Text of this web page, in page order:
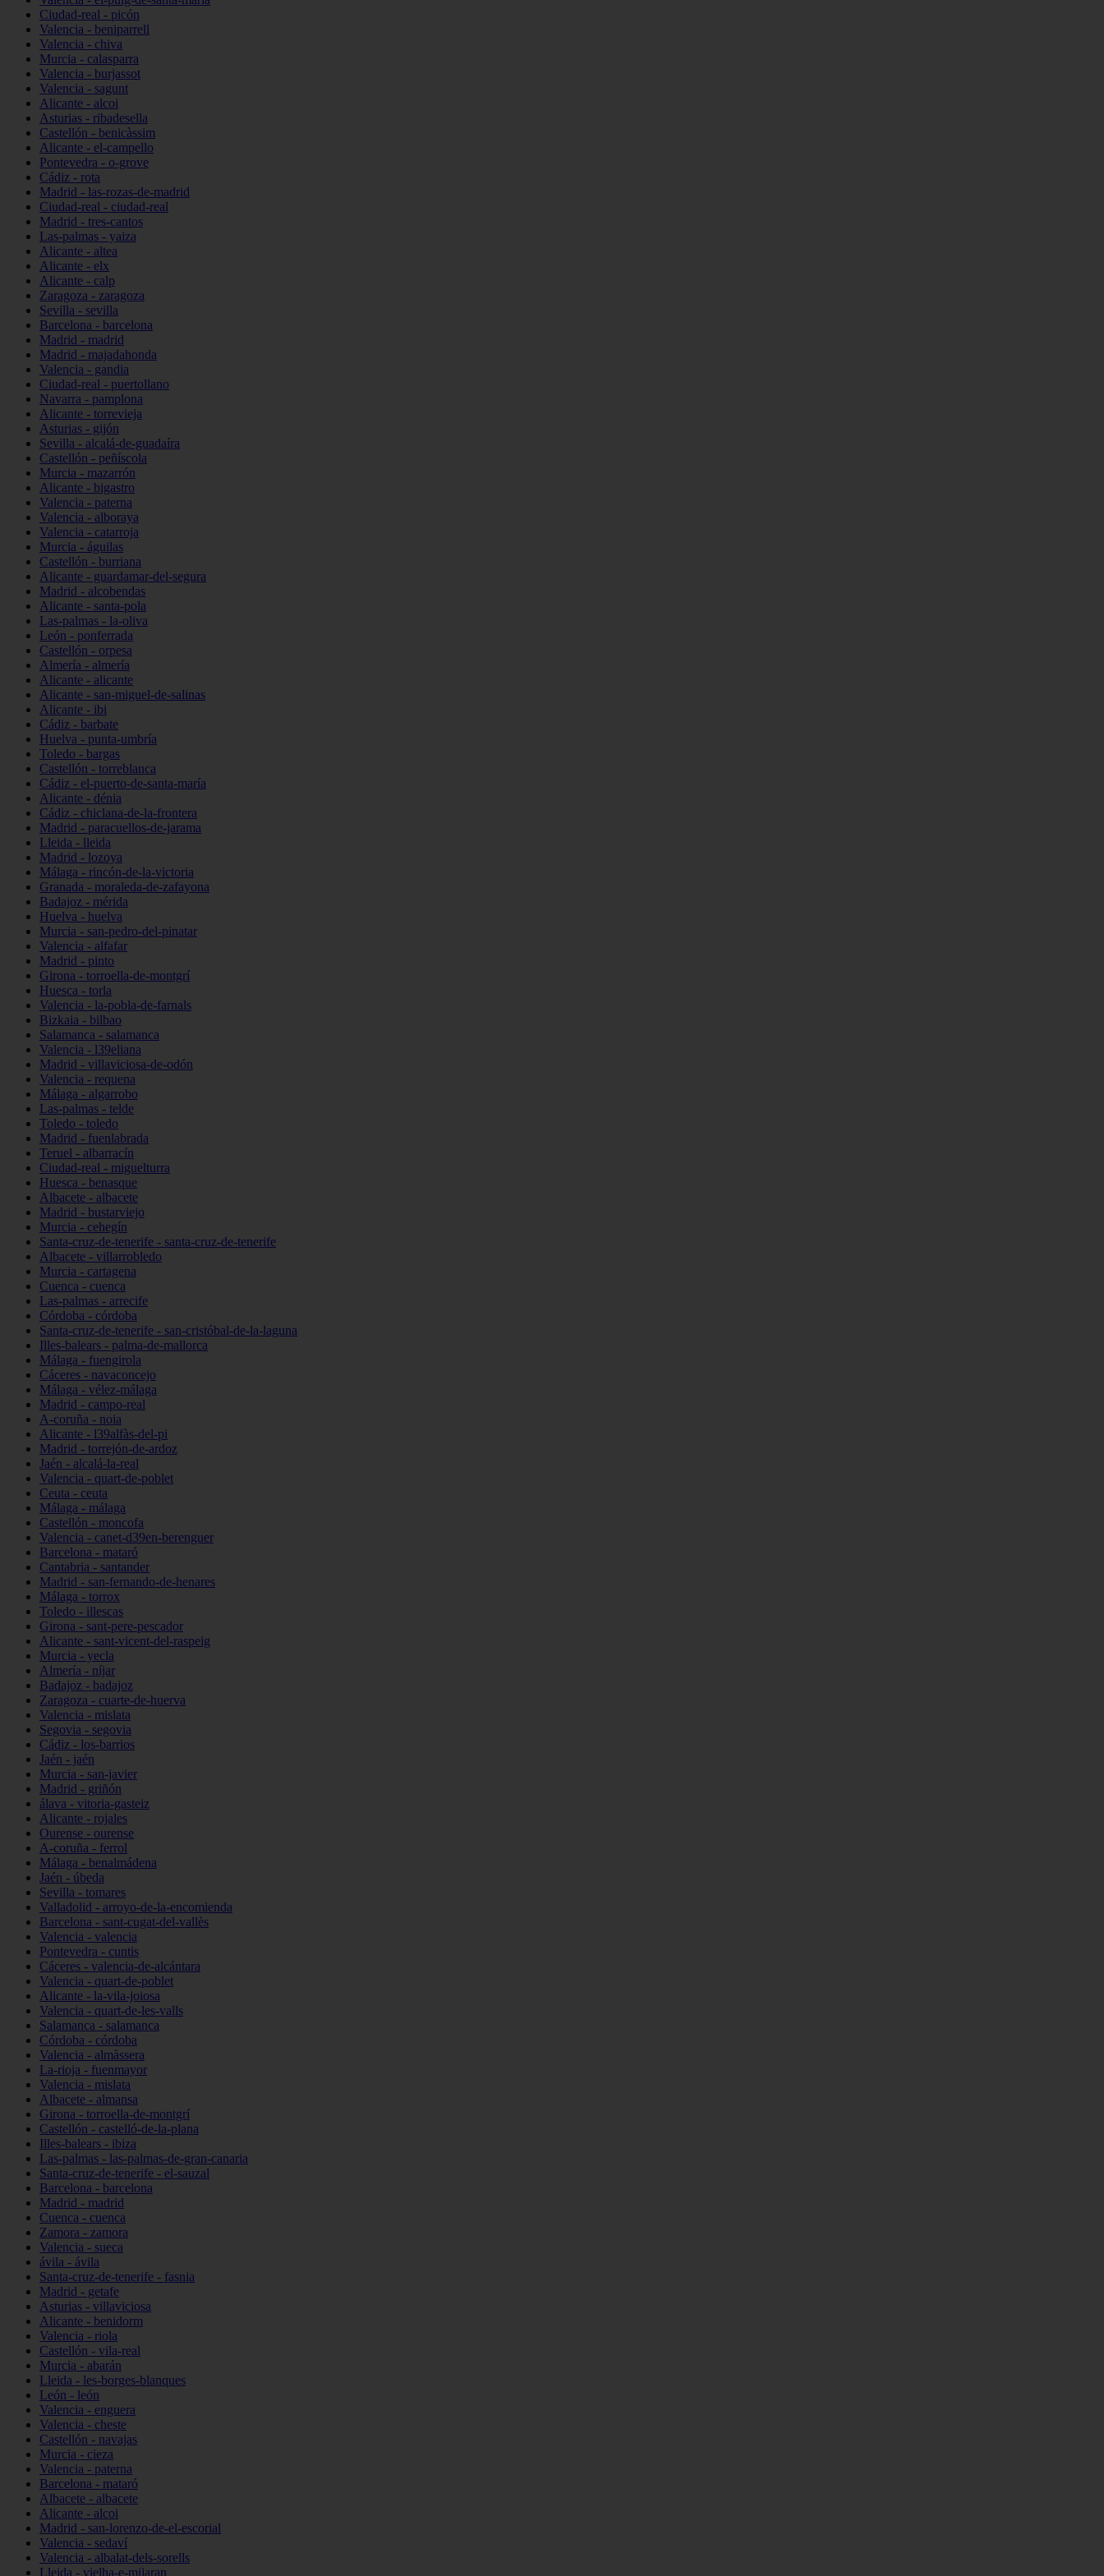
Ciudad-real - picón
Valencia - beniparrell
Valencia - chiva
Murcia - calasparra
Valencia - burjassot
Valencia - sagunt
Alicante - alcoi
Asturias - ribadesella
Castellón - benicàssim
Alicante - el-campello
Pontevedra - o-grove
Cádiz - rota
Madrid - las-rozas-de-madrid
Ciudad-real - ciudad-real
Madrid - tres-cantos
Las-palmas - yaiza
Alicante - altea
Alicante - elx
Alicante - calp
Zaragoza - zaragoza
Sevilla - sevilla
Barcelona - barcelona
Madrid - madrid
Madrid - majadahonda
Valencia - gandia
Ciudad-real - puertollano
Navarra - pamplona
Alicante - torrevieja
Asturias - gijón
Sevilla - alcalá-de-guadaíra
Castellón - peñíscola
Murcia - mazarrón
Alicante - bigastro
Valencia - paterna
Valencia - alboraya
Valencia - catarroja
Murcia - águilas
Castellón - burriana
Alicante - guardamar-del-segura
Madrid - alcobendas
Alicante - santa-pola
Las-palmas - la-oliva
León - ponferrada
Castellón - orpesa
Almería - almería
Alicante - alicante
Alicante - san-miguel-de-salinas
Alicante - ibi
Cádiz - barbate
Huelva - punta-umbría
Toledo - bargas
Castellón - torreblanca
Cádiz - el-puerto-de-santa-maría
Alicante - dénia
Cádiz - chiclana-de-la-frontera
Madrid - paracuellos-de-jarama
Lleida - lleida
Madrid - lozoya
Málaga - rincón-de-la-victoria
Granada - moraleda-de-zafayona
Badajoz - mérida
Huelva - huelva
Murcia - san-pedro-del-pinatar
Valencia - alfafar
Madrid - pinto
Girona - torroella-de-montgrí
Huesca - torla
Valencia - la-pobla-de-farnals
Bizkaia - bilbao
Salamanca - salamanca
Valencia - l39eliana
Madrid - villaviciosa-de-odón
Valencia - requena
Málaga - algarrobo
Las-palmas - telde
Toledo - toledo
Madrid - fuenlabrada
Teruel - albarracín
Ciudad-real - miguelturra
Huesca - benasque
Albacete - albacete
Madrid - bustarviejo
Murcia - cehegín
Santa-cruz-de-tenerife - santa-cruz-de-tenerife
Albacete - villarrobledo
Murcia - cartagena
Cuenca - cuenca
Las-palmas - arrecife
Córdoba - córdoba
Santa-cruz-de-tenerife - san-cristóbal-de-la-laguna
Illes-balears - palma-de-mallorca
Málaga - fuengirola
Cáceres - navaconcejo
Málaga - vélez-málaga
Madrid - campo-real
A-coruña - noia
Alicante - l39alfàs-del-pi
Madrid - torrejón-de-ardoz
Jaén - alcalá-la-real
Valencia - quart-de-poblet
Ceuta - ceuta
Málaga - málaga
Castellón - moncofa
Valencia - canet-d39en-berenguer
Barcelona - mataró
Cantabria - santander
Madrid - san-fernando-de-henares
Málaga - torrox
Toledo - illescas
Girona - sant-pere-pescador
Alicante - sant-vicent-del-raspeig
Murcia - yecla
Almería - níjar
Badajoz - badajoz
Zaragoza - cuarte-de-huerva
Valencia - mislata
Segovia - segovia
Cádiz - los-barrios
Jaén - jaén
Murcia - san-javier
Madrid - griñón
álava - vitoria-gasteiz
Alicante - rojales
Ourense - ourense
A-coruña - ferrol
Málaga - benalmádena
Jaén - úbeda
Sevilla - tomares
Valladolid - arroyo-de-la-encomienda
Barcelona - sant-cugat-del-vallès
Valencia - valencia
Pontevedra - cuntis
Cáceres - valencia-de-alcántara
Valencia - quart-de-poblet
Alicante - la-vila-joiosa
Valencia - quart-de-les-valls
Salamanca - salamanca
Córdoba - córdoba
Valencia - almàssera
La-rioja - fuenmayor
Valencia - mislata
Albacete - almansa
Girona - torroella-de-montgrí
Castellón - castelló-de-la-plana
Illes-balears - ibiza
Las-palmas - las-palmas-de-gran-canaria
Santa-cruz-de-tenerife - el-sauzal
Barcelona - barcelona
Madrid - madrid
Cuenca - cuenca
Zamora - zamora
Valencia - sueca
ávila - ávila
Santa-cruz-de-tenerife - fasnia
Madrid - getafe
Asturias - villaviciosa
Alicante - benidorm
Valencia - riola
Castellón - vila-real
Murcia - abarán
Lleida - les-borges-blanques
León - león
Valencia - enguera
Valencia - cheste
Castellón - navajas
Murcia - cieza
Valencia - paterna
Barcelona - mataró
Albacete - albacete
Alicante - alcoi
Madrid - san-lorenzo-de-el-escorial
Valencia - sedaví
Valencia - albalat-dels-sorells
Lleida - vielha-e-mijaran